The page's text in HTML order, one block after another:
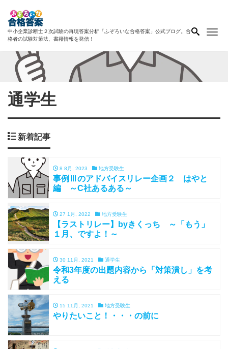
中小企業診断士２次試験の再現答案分析「ふぞろいな合格答案」公式ブログ。合
格者の試験対策法、書籍情報を発信！
通学生
新着記事
8 8月, 2023 地方受験生
事例Ⅲのアドバイスリレー企画２ はやと
編 ～C社あるある～
27 1月, 2022 地方受験生
【ラストリレー】byきくっち ～「もう」
１月、ですよ！～
30 11月, 2021 通学生
令和3年度の出題内容から「対策潰し」を考
える
15 11月, 2021 地方受験生
やりたいこと！・・・の前に